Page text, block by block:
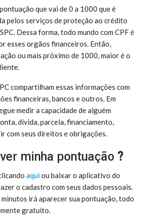
que vai de 0 a 1000 que é
pelos serviços de proteção ao crédito
Dessa forma, todo mundo com CPF é
esses orgãos financeiros. Então,
ou mais próximo de 1000, maior é o
compartilham essas informações com
financeiras, bancos e outros. Em
medir a capacidade de alguém
dívida, parcela, financiamento,
com seus direitos e obrigações.
minha pontuação ?
aquiou baixar o aplicativo do
o cadastro com seus dados pessoais.
minutos irá aparecer sua pontuação, todo
gratuito.